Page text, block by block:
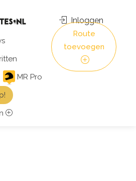
MR Pro
Inloggen
Route
toevoegen